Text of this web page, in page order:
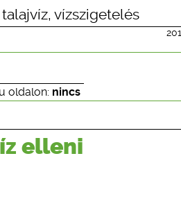
talajvíz, vízszigetelés
oldalon: nincs
elleni